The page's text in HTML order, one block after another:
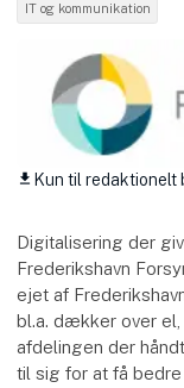
IT og kommunikation
download Kun til redaktionelt
Digitalisering der
Frederikshavn
ejet af
bl.a. dækker over el,
afdelingen der
til sig for at få